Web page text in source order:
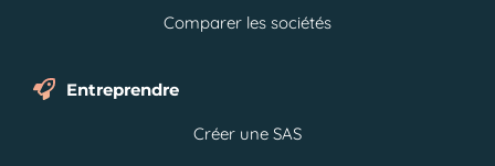
Comparer les sociétés
Entreprendre
Créer une SAS